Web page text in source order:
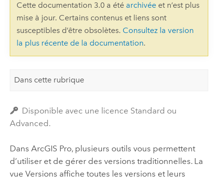
Cette documentation 3.0 a été archivéeet n’est plus
mise à jour. Certains contenus et liens sont
susceptibles d’être obsolètes. Consultez la version
la plus récente de la documentation.
Dans cette rubrique
Disponible avec une licence Standard ou
Advanced.
Dans ArcGIS Pro, plusieurs outils vous permettent
d’utiliser et de gérer des versions traditionnelles. La
vue Versions affiche toutes les versions et leurs